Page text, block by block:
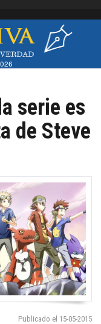
serie es
de Steve
Publicado el 15-05-2015